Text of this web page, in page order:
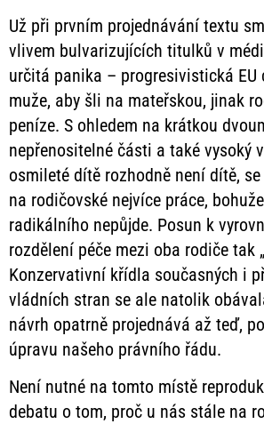
Už při prvním projednávání textu
vlivem bulvarizujících titulků v
určitá panika – progresivistická EU
muže, aby šli na mateřskou, jinak
peníze. S ohledem na krátkou
nepřenositelné části a také vysoký
osmileté dítě rozhodně není dítě,
na rodičovské nejvíce práce,
radikálního nepůjde. Posun k
rozdělení péče mezi oba rodiče tak
Konzervativní křídla současných i
vládních stran se ale natolik
návrh opatrně projednává až teď,
úpravu našeho právního řádu.
Není nutné na tomto místě
debatu o tom, proč u nás stále na